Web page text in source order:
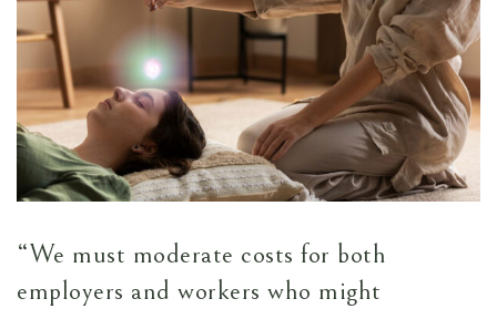
“We must moderate costs for both
employers and workers who might